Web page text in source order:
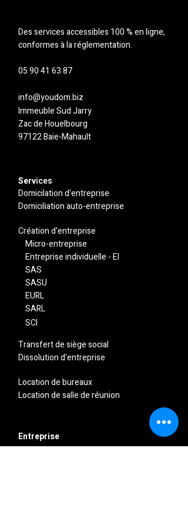
Des services accessibles 100 % en ligne,
conformes à la réglementation.
05 90 41 63 87
info@youdom.biz
Immeuble Sud Jarry
Zac de Houelbourg
97122 Baie-Mahault
Services
Domicilation d'entreprise
Domiciliation auto-entreprise
Création d'entreprise
​Micro-entreprise
Entreprise individuelle - EI
SAS
SASU
EURL
SARL
SCI
Transfert de siège social
Dissolution d'entreprise
Location de bureaux
Location de salle de réunion
Entreprise